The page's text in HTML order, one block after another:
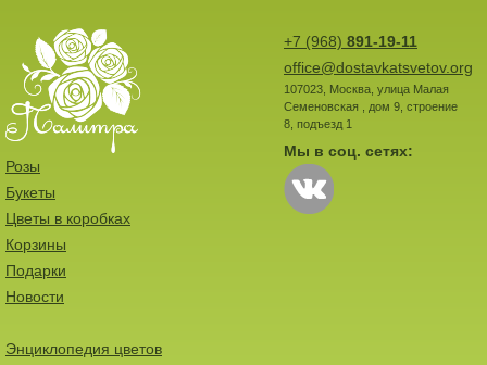
+7 (968) 891-19-11
office@dostavkatsvetov.org
107023, Москва, улица Малая
Семеновская , дом 9, строение
8, подъезд 1
Мы в соц. сетях:
Розы
Букеты
Цветы в коробках
Корзины
Подарки
Новости
Энциклопедия цветов